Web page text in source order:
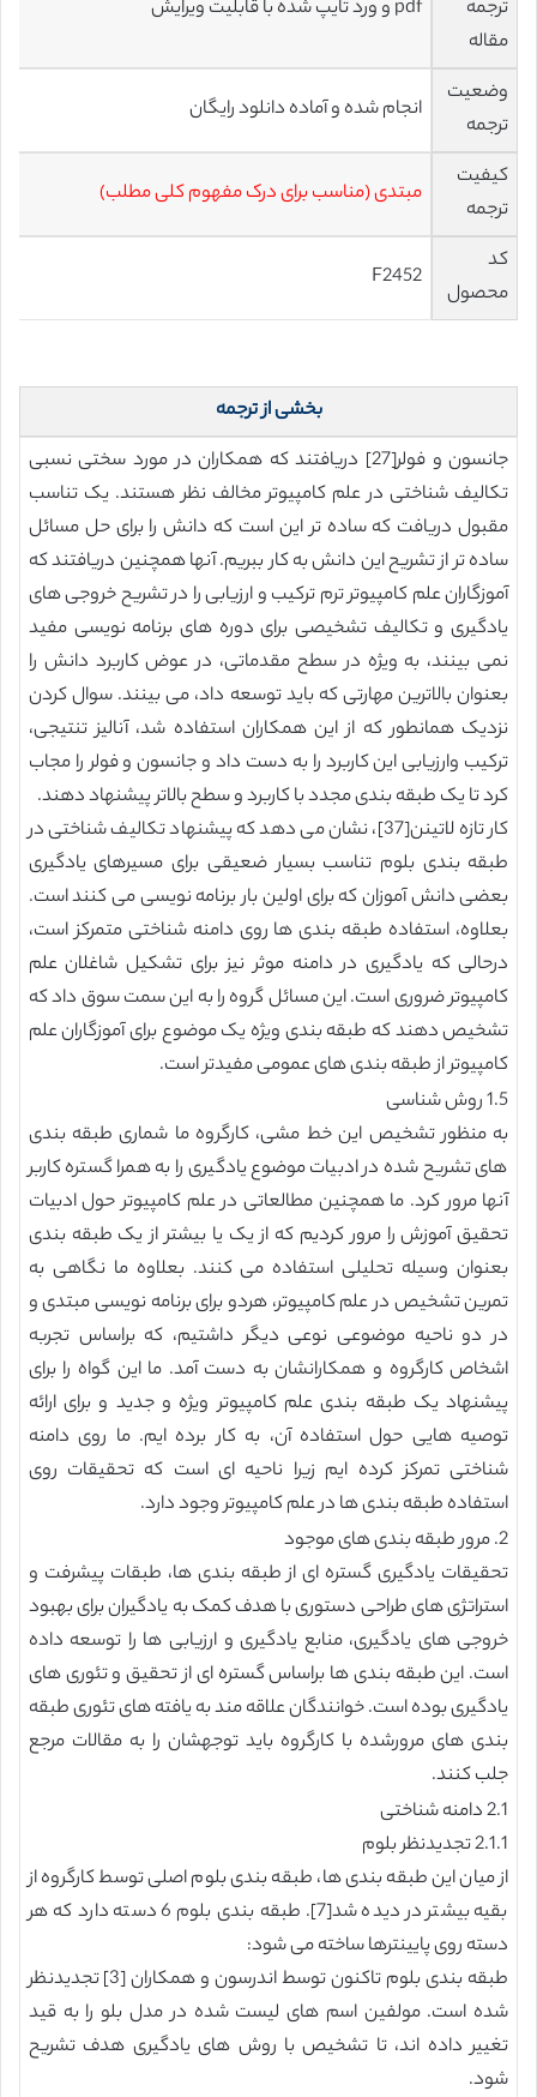
ترجمه
مقاله
pdf و ورد تایپ شده با قابلیت ویرایش
وضعیت
ترجمه
انجام شده و آماده دانلود رایگان
کیفیت
ترجمه
مبتدی (مناسب برای درک مفهوم کلی مطلب)
کد
محصول
F2452
بخشی از ترجمه
جانسون و فولر[27] دریافتند که همکاران در مورد سختی نسبی
تکالیف شناختی در علم کامپیوتر مخالف نظر هستند. یک تناسب
مقبول دریافت که ساده تر این است که دانش را برای حل مسائل
ساده تر از تشریح این دانش به کار ببریم. آنها همچنین دریافتند که
آموزگاران علم کامپیوتر ترم ترکیب و ارزیابی را در تشریح خروجی های
یادگیری و تکالیف تشخیصی برای دوره های برنامه نویسی مفید
نمی بینند، به ویژه در سطح مقدماتی، در عوض کاربرد دانش را
بعنوان بالاترین مهارتی که باید توسعه داد، می بینند. سوال کردن
نزدیک همانطور که از این همکاران استفاده شد، آنالیز تنتیجی،
ترکیب وارزیابی این کاربرد را به دست داد و جانسون و فولر را مجاب
کرد تا یک طبقه بندی مجدد با کاربرد و سطح بالاتر پیشنهاد دهند.
کار تازه لاتینن[37]، نشان می دهد که پیشنهاد تکالیف شناختی در
طبقه بندی بلوم تناسب بسیار ضعیقی برای مسیرهای یادگیری
بعضی دانش آموزان که برای اولین بار برنامه نویسی می کنند است.
بعلاوه، استفاده طبقه بندی ها روی دامنه شناختی متمرکز است،
درحالی که یادگیری در دامنه موثر نیز برای تشکیل شاغلان علم
کامپیوتر ضروری است. این مسائل گروه را به این سمت سوق داد که
تشخیص دهند که طبقه بندی ویژه یک موضوع برای آموزگاران علم
کامپیوتر از طبقه بندی های عمومی مفیدتر است.
1.5 روش شناسی
به منظور تشخیص این خط مشی، کارگروه ما شماری طبقه بندی
های تشریح شده در ادبیات موضوع یادگیری را به همرا گستره کاربر
آنها مرور کرد. ما همچنین مطالعاتی در علم کامپیوتر حول ادبیات
تحقیق آموزش را مرور کردیم که از یک یا بیشتر از یک طبقه بندی
بعنوان وسیله تحلیلی استفاده می کنند. بعلاوه ما نگاهی به
تمرین تشخیص در علم کامپیوتر، هردو برای برنامه نویسی مبتدی و
در دو ناحیه موضوعی نوعی دیگر داشتیم، که براساس تجربه
اشخاص کارگروه و همکارانشان به دست آمد. ما این گواه را برای
پیشنهاد یک طبقه بندی علم کامپیوتر ویژه و جدید و برای ارائه
توصیه هایی حول استفاده آن، به کار برده ایم. ما روی دامنه
شناختی تمرکز کرده ایم زیرا ناحیه ای است که تحقیقات روی
استفاده طبقه بندی ها در علم کامپیوتر وجود دارد.
2. مرور طبقه بندی های موجود
تحقیقات یادگیری گستره ای از طبقه بندی ها، طبقات پیشرفت و
استراتژی های طراحی دستوری با هدف کمک به یادگیران برای بهبود
خروجی های یادگیری، منابع یادگیری و ارزیابی ها را توسعه داده
است. این طبقه بندی ها براساس گستره ای از تحقیق و تئوری های
یادگیری بوده است. خوانندگان علاقه مند به یافته های تئوری طبقه
بندی های مرورشده با کارگروه باید توجهشان را به مقالات مرجع
جلب کنند.
2.1 دامنه شناختی
2.1.1 تجدیدنظر بلوم
از میان این طبقه بندی ها، طبقه بندی بلوم اصلی توسط کارگروه از
بقیه بیشتر در دیده شد[7]. طبقه بندی بلوم 6 دسته دارد که هر
دسته روی پایینترها ساخته می شود:
طبقه بندی بلوم تاکنون توسط اندرسون و همکاران [3] تجدیدنظر
شده است. مولفین اسم های لیست شده در مدل بلو را به قید
تغییر داده اند، تا تشخیص با روش های یادگیری هدف تشریح
شود.